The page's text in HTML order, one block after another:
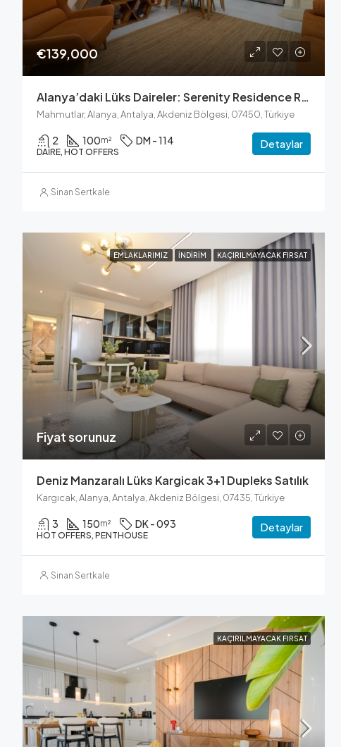
€139,000
Alanya’daki Lüks Daireler: Serenity Residence Rehberi
Mahmutlar, Alanya, Antalya, Akdeniz Bölgesi, 07450, Türkiye
2 100m² DM - 114
DAIRE, HOT OFFERS
Detaylar
Sinan Sertkale
EMLAKLARIMIZ İNDIRIM KAÇIRILMAYACAK FIRSAT
Fiyat sorunuz
Deniz Manzaralı Lüks Kargicak 3+1 Dupleks Satılık
Kargıcak, Alanya, Antalya, Akdeniz Bölgesi, 07435, Türkiye
3 150m² DK - 093
HOT OFFERS, PENTHOUSE
Detaylar
Sinan Sertkale
KAÇIRILMAYACAK FIRSAT